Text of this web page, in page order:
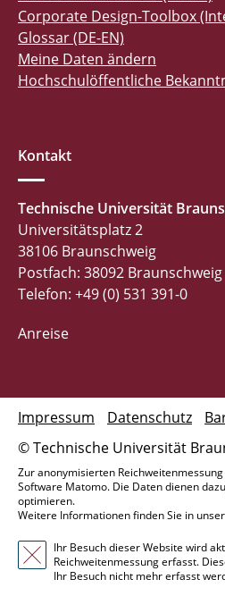
Corporate Design-Toolbox
Glossar (DE-EN)
Meine Daten ändern
Hochschulöffentliche
Kontakt
Technische Universität
Universitätsplatz 2
38106 Braunschweig
Postfach: 38092 Braunschweig
Telefon: +49 (0) 531 391-0
Anreise
© Technische Universität
Impressum Datenschutz
Zur anonymisierten
Software Matomo. Die Daten dienen
optimieren.
Weitere Informationen finden Sie in
Ihr Besuch dieser Website wird
Reichweitenmessung erfasst.
Ihr Besuch nicht mehr erfasst